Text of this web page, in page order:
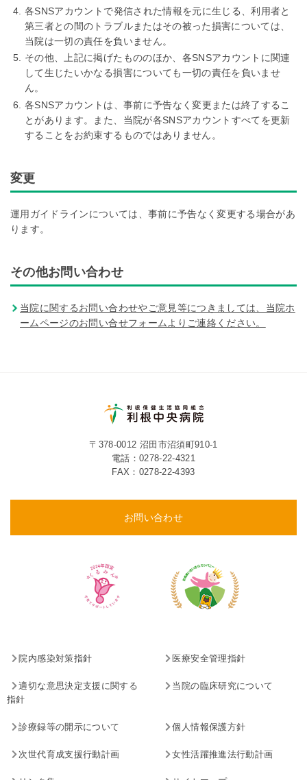
各SNSアカウントで発信された情報を元に生じる、利用者と
第三者との間のトラブルまたはその被った損害については、
当院は一切の責任を負いません。
その他、上記に掲げたもののほか、各SNSアカウントに関連
して生じたいかなる損害についても一切の責任を負いませ
ん。
各SNSアカウントは、事前に予告なく変更または終了するこ
とがあります。また、当院が各SNSアカウントすべてを更新
することをお約束するものではありません。
変更
運用ガイドラインについては、事前に予告なく変更する場合があ
ります。
その他お問い合わせ
当院に関するお問い合わせやご意見等につきましては、当院ホ
ームページのお問い合せフォームよりご連絡ください。
〒378-0012 沼田市沼須町910-1
電話： 0278-22-4321
FAX：0278-22-4393
お問い合わせ
院内感染対策指針 医療安全管理指針
適切な意思決定支援に関する
指針
当院の臨床研究について
診療録等の開示について 個人情報保護方針
次世代育成支援行動計画 女性活躍推進法行動計画